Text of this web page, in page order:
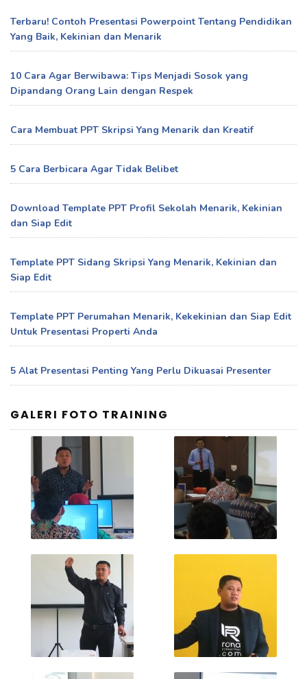
Terbaru! Contoh Presentasi Powerpoint Tentang Pendidikan
Yang Baik, Kekinian dan Menarik
10 Cara Agar Berwibawa: Tips Menjadi Sosok yang
Dipandang Orang Lain dengan Respek
Cara Membuat PPT Skripsi Yang Menarik dan Kreatif
5 Cara Berbicara Agar Tidak Belibet
Download Template PPT Profil Sekolah Menarik, Kekinian
dan Siap Edit
Template PPT Sidang Skripsi Yang Menarik, Kekinian dan
Siap Edit
Template PPT Perumahan Menarik, Kekekinian dan Siap Edit
Untuk Presentasi Properti Anda
5 Alat Presentasi Penting Yang Perlu Dikuasai Presenter
GALERI FOTO TRAINING